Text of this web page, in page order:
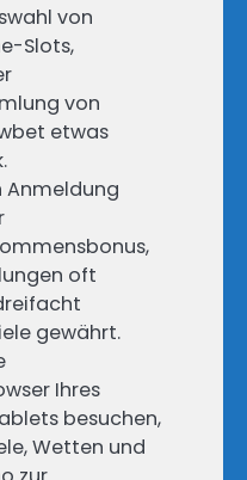
von
Slots,
von
etwas
Anmeldung
oft
gewährt.
Ihres
besuchen,
Wetten und